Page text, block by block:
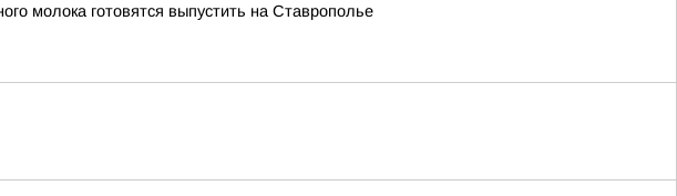
молока готовятся выпустить на Ставрополье